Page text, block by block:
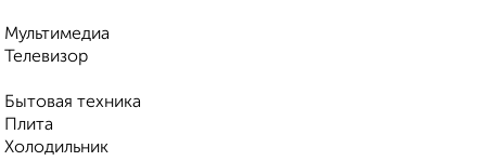
Мультимедиа
Телевизор
Бытовая техника
Плита
Холодильник